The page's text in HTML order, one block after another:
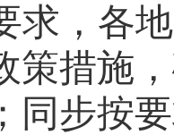
求，各
策措施
同步按